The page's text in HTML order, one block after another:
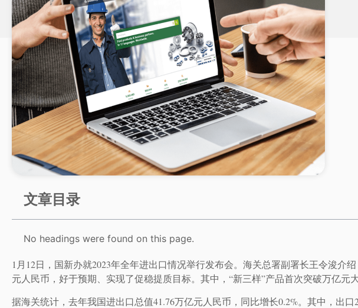
文章目录
No headings were found on this page.
1月12日，国新办就2023年全年进出口情况举行发布会。海关总署副署长王令浚介
元人民币，好于预期、实现了促稳提质目标。其中，“新三样”产品首次突破万亿元大
据海关统计，去年我国进出口总值41.76万亿元人民币，同比增长0.2%。其中，出口